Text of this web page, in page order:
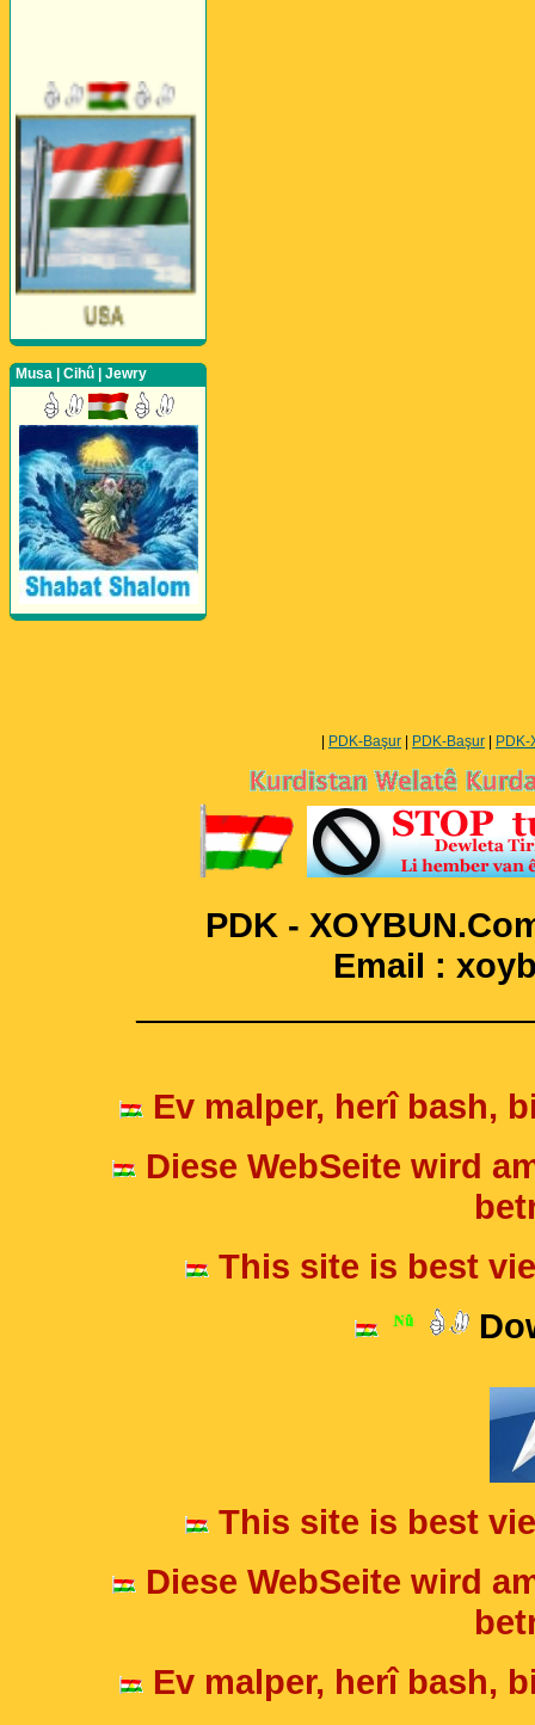
Musa | Cihû | Jewry
PDK-Başur PDK-Başur
PDK -
Email :
Ev malper, herî bash,
Diese WebSeite wird
This site is best
This site is best
Diese WebSeite wird
Ev malper, herî bash,